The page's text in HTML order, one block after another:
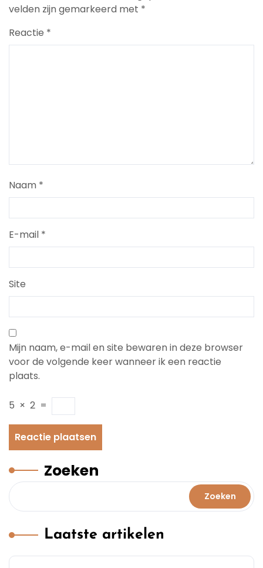
velden zijn gemarkeerd met *
Reactie *
Naam *
E-mail *
Site
Mijn naam, e-mail en site bewaren in deze browser
voor de volgende keer wanneer ik een reactie
plaats.
5 × 2 =
Zoeken
Zoeken
Laatste artikelen